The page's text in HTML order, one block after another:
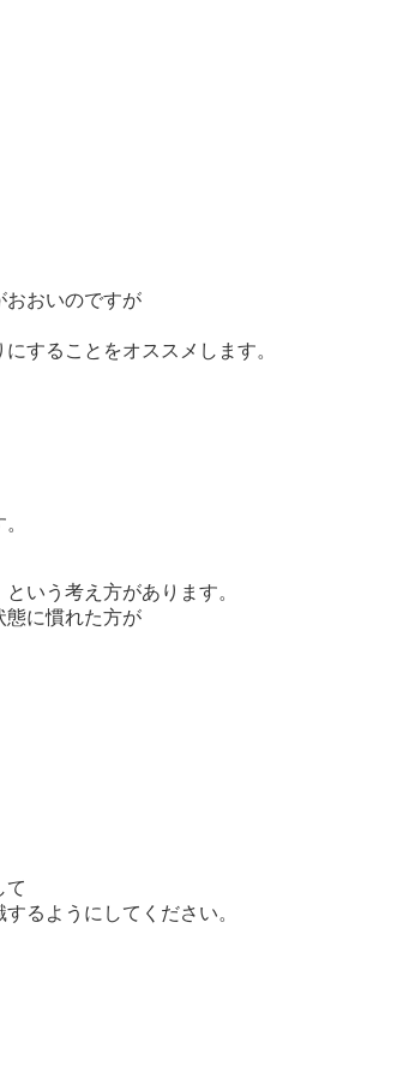
おおいのですが
することをオススメします。
いう考え方があります。
態に慣れた方が
て
るようにしてください。